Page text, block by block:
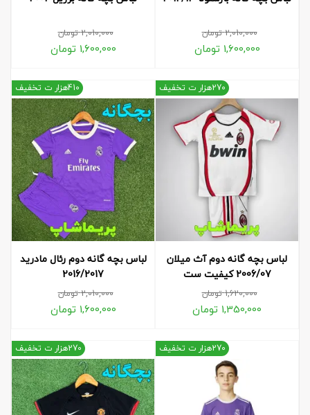
2,010,000تومان
1,600,000 تومان
2,010,000تومان
1,600,000 تومان
لباس بچه گانه دوم آث میلان
2006/07 کیفیت ست
1,620,000تومان
1,350,000 تومان
270هزار ت تخفیف
لباس بچه گانه دوم رئال مادرید
2016/2017
2,010,000تومان
1,600,000 تومان
410هزار ت تخفیف
270هزار ت تخفیف 270هزار ت تخفیف